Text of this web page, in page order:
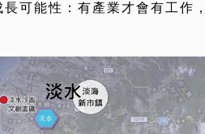
可能性：有產業才會有工作